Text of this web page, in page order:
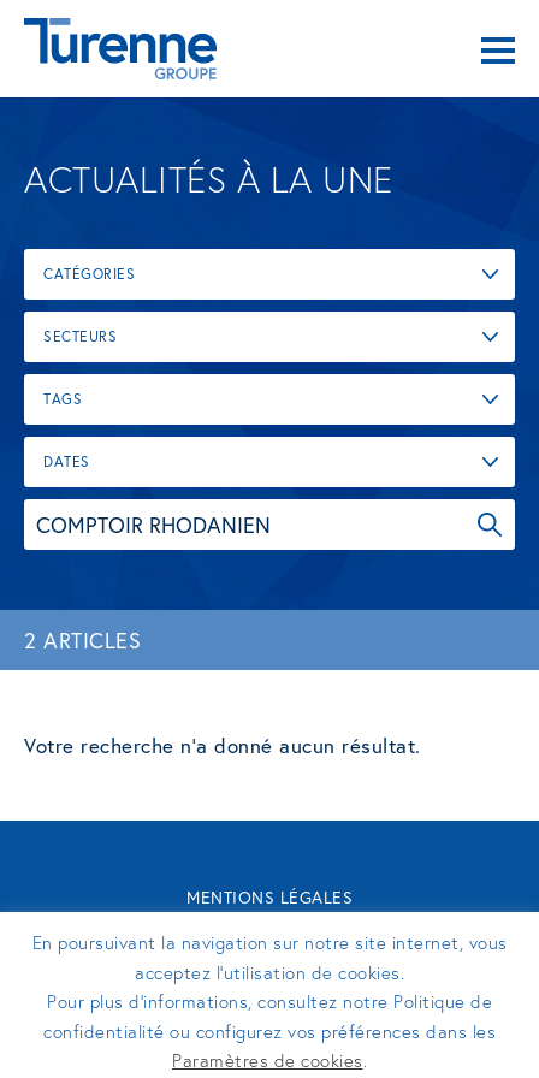
ACTUALITÉS À LA UNE
CATÉGORIES
SECTEURS
TAGS
DATES
2 ARTICLES
Votre recherche n'a donné aucun résultat.
MENTIONS LÉGALES
TURENNE GROUPE 2026 - SITE RÉALISÉ PAR
SUIVEZ-NOUS
En poursuivant la navigation sur notre site internet, vous
acceptez l’utilisation de cookies.
Pour plus d’informations, consultez notre Politique de
confidentialité ou configurez vos préférences dans les
Paramètres de cookies.